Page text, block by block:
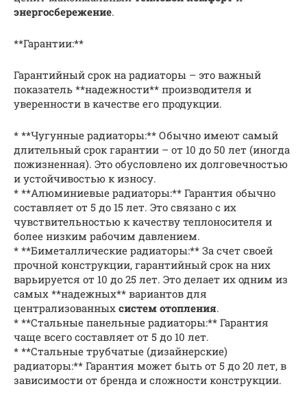
энергосбережение.
**Гарантии:**
Гарантийный срок на радиаторы – это важный
показатель **надежности** производителя и
уверенности в качестве его продукции.
* **Чугунные радиаторы:** Обычно имеют самый
длительный срок гарантии – от 10 до 50 лет (иногда
пожизненная). Это обусловлено их долговечностью
и устойчивостью к износу.
* **Алюминиевые радиаторы:** Гарантия обычно
составляет от 5 до 15 лет. Это связано с их
чувствительностью к качеству теплоносителя и
более низким рабочим давлением.
* **Биметаллические радиаторы:** За счет своей
прочной конструкции, гарантийный срок на них
варьируется от 10 до 25 лет. Это делает их одним из
самых **надежных** вариантов для
централизованных систем отопления.
* **Стальные панельные радиаторы:** Гарантия
чаще всего составляет от 5 до 10 лет.
* **Стальные трубчатые (дизайнерские)
радиаторы:** Гарантия может быть от 5 до 20 лет, в
зависимости от бренда и сложности конструкции.